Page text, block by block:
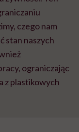
czego nam
stan naszych
ograniczając
z plastikowych